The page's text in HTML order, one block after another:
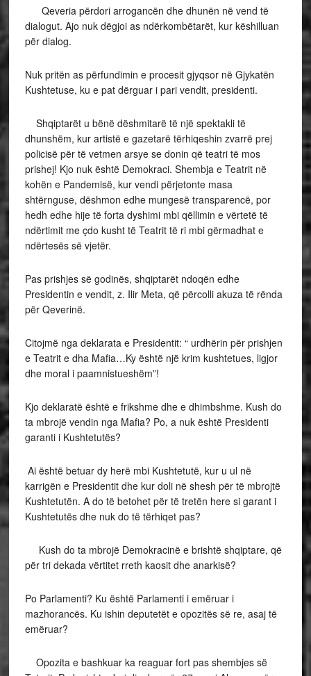
Qeveria përdori arrogancën dhe dhunën në vend të
dialogut. Ajo nuk dëgjoi as ndërkombëtarët, kur këshilluan
për dialog.
Nuk pritën as përfundimin e procesit gjyqsor në Gjykatën
Kushtetuse, ku e pat dërguar i pari vendit, presidenti.
Shqiptarët u bënë dëshmitarë të një spektakli të
dhunshëm, kur artistë e gazetarë tërhiqeshin zvarrë prej
policisë për të vetmen arsye se donin që teatri të mos
prishej! Kjo nuk është Demokraci. Shembja e Teatrit në
kohën e Pandemisë, kur vendi përjetonte masa
shtërnguse, dëshmon edhe mungesë transparencë, por
hedh edhe hije të forta dyshimi mbi qëllimin e vërtetë të
ndërtimit me çdo kusht të Teatrit të ri mbi gërmadhat e
ndërtesës së vjetër.
Pas prishjes së godinës, shqiptarët ndoqën edhe
Presidentin e vendit, z. Ilir Meta, që përcolli akuza të rënda
për Qeverinë.
Citojmë nga deklarata e Presidentit: “ urdhërin për prishjen
e Teatrit e dha Mafia…Ky është një krim kushtetues, ligjor
dhe moral i paamnistueshëm”!
Kjo deklaratë është e frikshme dhe e dhimbshme. Kush do
ta mbrojë vendin nga Mafia? Po, a nuk është Presidenti
garanti i Kushtetutës?
Ai është betuar dy herë mbi Kushtetutë, kur u ul në
karrigën e Presidentit dhe kur doli në shesh për të mbrojtë
Kushtetutën. A do të betohet për të tretën here si garant i
Kushtetutës dhe nuk do të tërhiqet pas?
Kush do ta mbrojë Demokracinë e brishtë shqiptare, që
për tri dekada vërtitet rreth kaosit dhe anarkisë?
Po Parlamenti? Ku është Parlamenti i emëruar i
mazhorancës. Ku ishin deputetët e opozitës së re, asaj të
emëruar?
Opozita e bashkuar ka reaguar fort pas shembjes së